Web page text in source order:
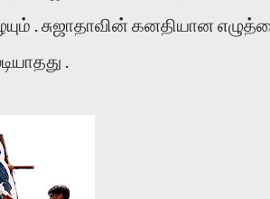
. சுஜாதாவின் கனதியான
.